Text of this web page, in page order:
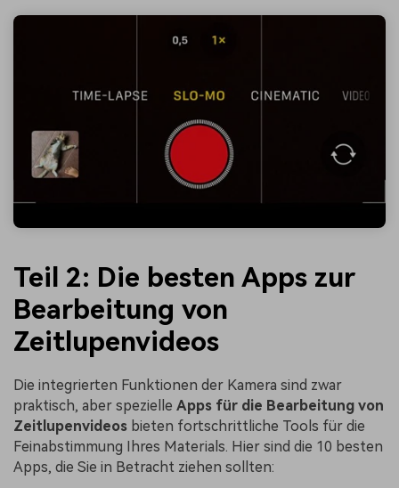
Teil 2: Die besten Apps zur
Bearbeitung von
Zeitlupenvideos
Die integrierten Funktionen der Kamera sind zwar
praktisch, aber spezielle Apps für die Bearbeitung von
Zeitlupenvideos bieten fortschrittliche Tools für die
Feinabstimmung Ihres Materials. Hier sind die 10 besten
Apps, die Sie in Betracht ziehen sollten: